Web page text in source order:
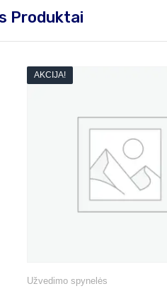
Produktai
AKCIJA!
Užvedimo spynelės